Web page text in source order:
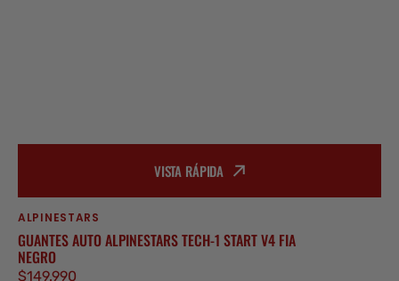
VISTA RÁPIDA
Proveedor:
ALPINESTARS
GUANTES AUTO ALPINESTARS TECH-1 START V4 FIA
NEGRO
Precio
$149.990